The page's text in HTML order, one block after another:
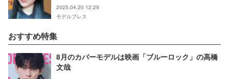
2025.04.20 12:29
モデルプレス
おすすめ特集
8月のカバーモデルは映画「ブルーロック」の高橋
文哉